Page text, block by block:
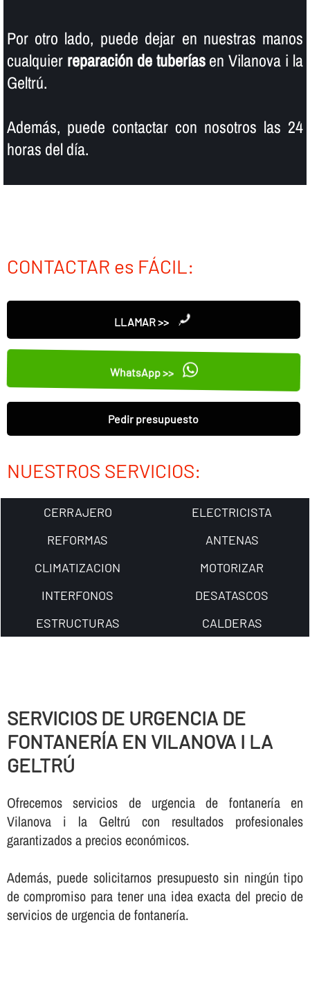
Por otro lado, puede dejar en nuestras manos
cualquier reparación de tuberí­asen Vilanova i la
Geltrú.
Además, puede contactar con nosotros las 24
horas del dí­a.
CONTACTAR es FÁCIL:
LLAMAR >>
WhatsApp >>
Pedir presupuesto
NUESTROS SERVICIOS:
CERRAJERO
ELECTRICISTA
REFORMAS
ANTENAS
CLIMATIZACION
MOTORIZAR
INTERFONOS
DESATASCOS
ESTRUCTURAS
CALDERAS
SERVICIOS DE URGENCIA DE
FONTANERÍ­A EN VILANOVA I LA
GELTRÚ
Ofrecemos servicios de urgencia de fontanerí­a en
Vilanova i la Geltrú con resultados profesionales
garantizados a precios económicos.
Además, puede solicitarnos presupuesto sin ningún tipo
de compromiso para tener una idea exacta del precio de
servicios de urgencia de fontanerí­a.